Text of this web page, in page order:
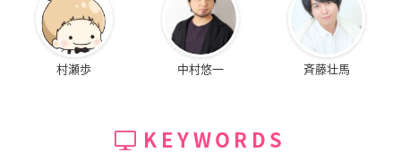
村瀬歩 中村悠一 斉藤壮馬
KEYWORDS